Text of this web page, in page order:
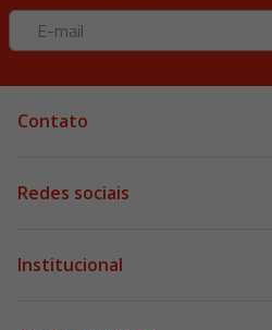
Contato
Redes sociais
Institucional